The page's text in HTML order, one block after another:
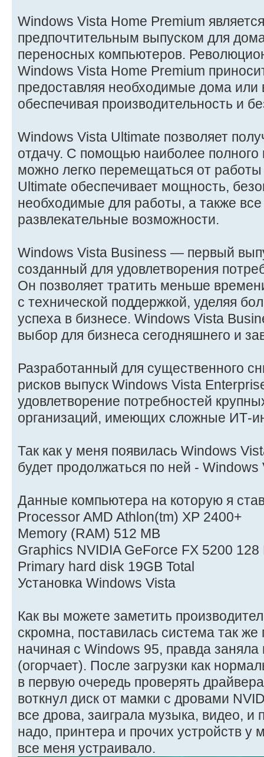
Windows Vista Home Premium
предпочтительным выпуском для
переносных компьютеров.
Windows Vista Home Premium
предоставляя необходимые дома или
обеспечивая производительность и
Windows Vista Ultimate позволяет
отдачу. С помощью наиболее полного
можно легко перемещаться от
Ultimate обеспечивает мощность,
необходимые для работы, а также
развлекательные возможности.
Windows Vista Business — первый
созданный для удовлетворения
Он позволяет тратить меньше
с технической поддержкой, уделяя
успеха в бизнесе. Windows Vista
выбор для бизнеса сегодняшнего и
Разработанный для существенного
рисков выпуск Windows Vista
удовлетворение потребностей
организаций, имеющих сложные ИТ-
Так как у меня появилась Windows
будет продолжаться по ней -
Данные компьютера на которую я
Processor AMD Athlon(tm) XP 2400+
Memory (RAM) 512 MB
Graphics NVIDIA GeForce FX 5200 128
Primary hard disk 19GB Total
Установка Windows Vista
Как вы можете заметить
скромна, поставилась система так же
начиная с Windows 95, правда заняла
(огорчает). После загрузки как
в первую очередь проверять
воткнул диск от мамки с дровами
все дрова, заиграла музыка, видео, и
надо, принтера и прочих устройств у
все меня устраивало.